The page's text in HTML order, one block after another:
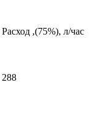
Расход ,(75%), л/час
288